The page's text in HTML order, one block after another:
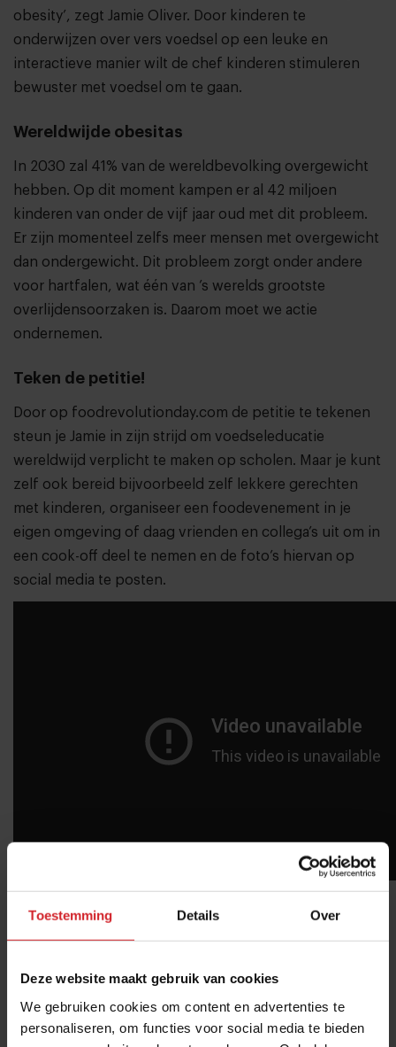
Toestemming Details Over
Deze website maakt gebruik van cookies
We gebruiken cookies om content en advertenties te
personaliseren, om functies voor social media te bieden
obesity’, zegt Jamie Oliver. Door kinderen te
onderwijzen over vers voedsel op een leuke en
interactieve manier wilt de chef kinderen stimuleren
bewuster met voedsel om te gaan.
Wereldwijde obesitas
In 2030 zal 41% van de wereldbevolking overgewicht
hebben. Op dit moment kampen er al 42 miljoen
kinderen van onder de vijf jaar oud met dit probleem.
Er zijn momenteel zelfs meer mensen met overgewicht
dan ondergewicht. Dit probleem zorgt onder andere
voor hartfalen, wat één van ’s werelds grootste
overlijdensoorzaken is. Daarom moet we actie
ondernemen.
Teken de petitie!
Door op foodrevolutionday.com de petitie te tekenen
steun je Jamie in zijn strijd om voedseleducatie
wereldwijd verplicht te maken op scholen. Maar je kunt
zelf ook bereid bijvoorbeeld zelf lekkere gerechten
met kinderen, organiseer een foodevenement in je
eigen omgeving of daag vrienden en collega’s uit om in
een cook-off deel te nemen en de foto’s hiervan op
social media te posten.
Meld je aan voor de nieuwsbrief
Ja, ik wil graag drie keer per week de nieuwsbrief